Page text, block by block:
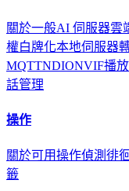
關於一般AI 伺服器雲
權白牌化本地伺服器
MQTTNDIONVIF播放
話管理
操作
關於可用操作偵測徘徊
籤